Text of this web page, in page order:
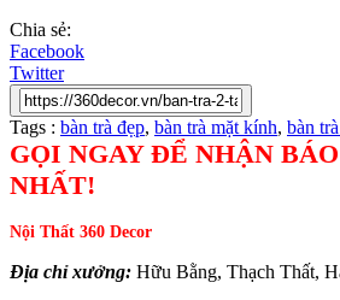
Chia sẻ:
Facebook
Twitter
Tags : bàn trà đẹp, bàn trà mặt kính, bàn
GỌI NGAY ĐỂ NHẬN
NHẤT!
Nội Thất 360 Decor
Địa chỉ xưởng: Hữu Bằng, Thạch Thất,